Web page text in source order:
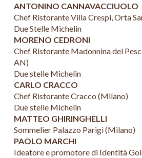
ANTONINO CANNAVACCIUOLO
Chef Ristorante Villa Crespi, Orta
Due Stelle Michelin
MORENO CEDRONI
Chef Ristorante Madonnina del
AN)
Due stelle Michelin
CARLO CRACCO
Chef Ristorante Cracco (Milano)
Due stelle Michelin
MATTEO GHIRINGHELLI
Sommelier Palazzo Parigi (Milano)
PAOLO MARCHI
Ideatore e promotore di Identità